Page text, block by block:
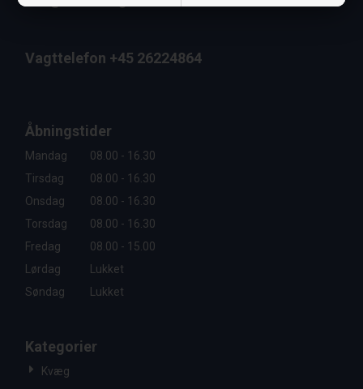
Vagttelefon +45 26224864
Åbningstider
Mandag
08.00 - 16.30
Tirsdag
08.00 - 16.30
Onsdag
08.00 - 16.30
Torsdag
08.00 - 16.30
Fredag
08.00 - 15.00
Lørdag
Lukket
Søndag
Lukket
Kategorier
Kvæg